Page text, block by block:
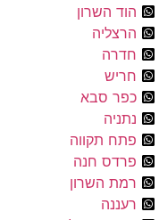
הוד השרון
הרצליה
חדרה
חריש
כפר סבא
נתניה
פתח תקווה
פרדס חנה
רמת השרון
רעננה